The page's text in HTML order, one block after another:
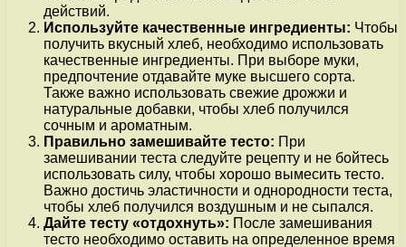
действий.
Используйте качественные ингредиенты: Чтобы
получить вкусный хлеб, необходимо использовать
качественные ингредиенты. При выборе муки,
предпочтение отдавайте муке высшего сорта.
Также важно использовать свежие дрожжи и
натуральные добавки, чтобы хлеб получился
сочным и ароматным.
Правильно замешивайте тесто: При
замешивании теста следуйте рецепту и не бойтесь
использовать силу, чтобы хорошо вымесить тесто.
Важно достичь эластичности и однородности теста,
чтобы хлеб получился воздушным и не сыпался.
Дайте тесту «отдохнуть»: После замешивания
тесто необходимо оставить на определенное время